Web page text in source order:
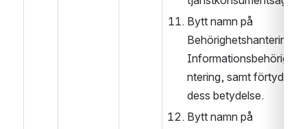
Bytt namn på
Behörighetshantering till
ntering, samt förtydligat
dess betydelse.
Bytt namn på